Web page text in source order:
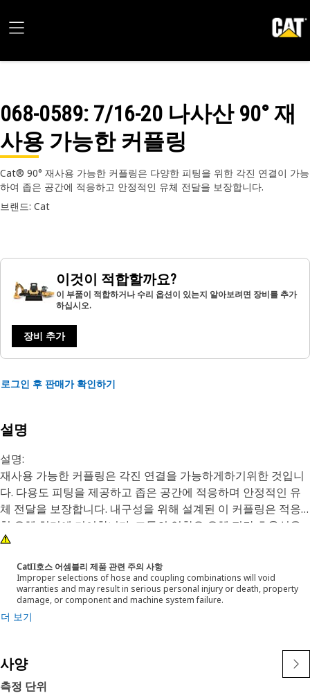
068-0589: 7/16-20 나사산 90° 재
사용 가능한 커플링
Cat® 90° 재사용 가능한 커플링은 다양한 피팅을 위한 각진 연결이 가능
하여 좁은 공간에 적응하고 안정적인 유체 전달을 보장합니다.
브랜드: Cat
이것이 적합할까요?
이 부품이 적합하거나 수리 옵션이 있는지 알아보려면 장비를 추가
하십시오.
장비 추가
로그인 후 판매가 확인하기
설명
설명:
재사용 가능한 커플링은 각진 연결을 가능하게하기위한 것입니
다. 다용도 피팅을 제공하고 좁은 공간에 적응하며 안정적인 유
체 전달을 보장합니다. 내구성을 위해 설계된 이 커플링은 적응
형 유체 처리에 기여합니다. 그들의 역할은 유체 전달 효율성을
최적화하고 안정적인 연결을 유지하기 위해 제한된 공간을 수용
특성:
• 적응 가능한 90° 재사용 가능한 커플링으로 각진 연결이 가능
합니다.
• 내구성 있고 신뢰할 수 있는 유체 이송을 위해 설계되었습니다.
• 90° 각도로 연결합니다.
• 효율적인 유체 취급에 필수적입니다.
CatΠ호스 어셈블리 제품 관련 주의 사항
Improper selections of hose and coupling combinations will void
warranties and may result in serious personal injury or death, property
damage, or component and machine system failure.
더 보기
사양
측정 단위